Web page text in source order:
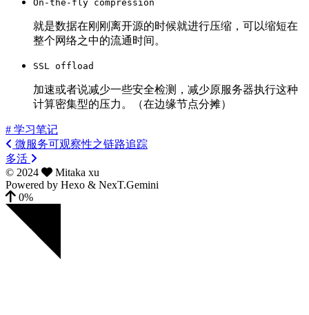
On-the-fly compression
就是数据在刚刚离开源的时候就进行压缩，可以缩短在
整个网络之中的流通时间。
SSL offload
加速或者说减少一些安全检测，减少原服务器执行这种
计算密集型的压力。（在边缘节点分摊）
# 学习笔记
微服务可观察性之链路追踪
多活
© 2024
Mitaka xu
Powered by Hexo & NexT.Gemini
0%